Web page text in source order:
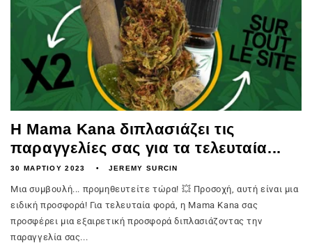
Η Mama Kana διπλασιάζει τις
παραγγελίες σας για τα τελευταία...
30 ΜΑΡΤΊΟΥ 2023 JEREMY SURCIN
Μια συμβουλή... προμηθευτείτε τώρα! 💥 Προσοχή, αυτή είναι μια
ειδική προσφορά! Για τελευταία φορά, η Mama Kana σας
προσφέρει μια εξαιρετική προσφορά διπλασιάζοντας την
παραγγελία σας...